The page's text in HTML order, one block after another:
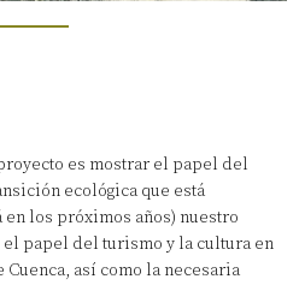
es mostrar el papel del
ecológica que está
los próximos años) nuestro
papel del turismo y la cultura en
así como la necesaria